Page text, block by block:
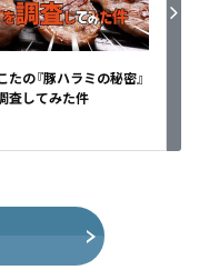
たの『豚ハラミの秘密』
査してみた件